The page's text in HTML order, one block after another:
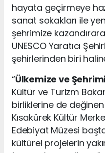
hayata geçirmeye
sanat sokakları ile
şehrimize
UNESCO Yaratıcı
şehirlerinden biri
“Ülkemize ve
Kültür ve Turizm
birliklerine de değinen
Kısakürek Kültür
Edebiyat Müzesi
kültürel projelerin